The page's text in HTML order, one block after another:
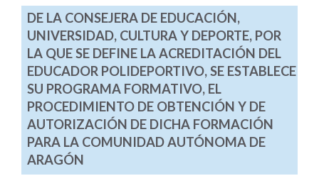
DE LA CONSEJERA DE EDUCACIÓN,
UNIVERSIDAD, CULTURA Y DEPORTE, POR
LA QUE SE DEFINE LA ACREDITACIÓN DEL
EDUCADOR POLIDEPORTIVO, SE ESTABLECE
SU PROGRAMA FORMATIVO, EL
PROCEDIMIENTO DE OBTENCIÓN Y DE
AUTORIZACIÓN DE DICHA FORMACIÓN
PARA LA COMUNIDAD AUTÓNOMA DE
ARAGÓN